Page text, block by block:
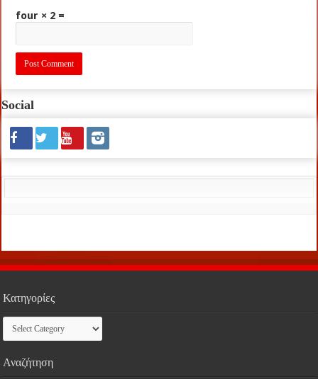
four × 2 =
Social
Κατηγορίες
Κατηγορίες
Αναζήτηση